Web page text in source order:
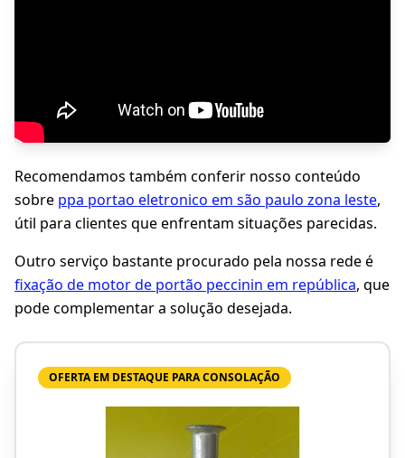
Recomendamos também conferir nosso conteúdo
sobre ppa portao eletronico em são paulo zona leste,
útil para clientes que enfrentam situações parecidas.
Outro serviço bastante procurado pela nossa rede é
fixação de motor de portão peccinin em república, que
pode complementar a solução desejada.
OFERTA EM DESTAQUE PARA CONSOLAÇÃO